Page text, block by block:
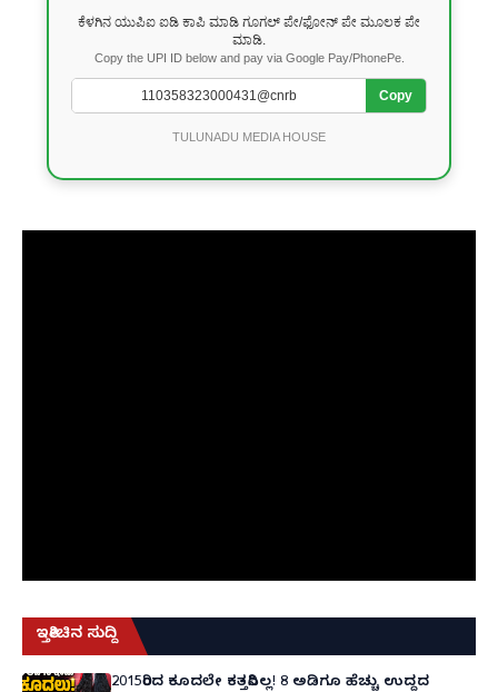
ಕೆಳಗಿನ ಯುಪಿಐ ಐಡಿ ಕಾಪಿ ಮಾಡಿ ಗೂಗಲ್ ಪೇ/ಫೋನ್ ಪೇ ಮೂಲಕ ಪೇ
ಮಾಡಿ.
Copy the UPI ID below and pay via Google Pay/PhonePe.
Copy
TULUNADU MEDIA HOUSE
ಇತ್ತೀಚಿನ ಸುದ್ದಿ
2015ರಿಂದ ಕೂದಲೇ ಕತ್ತರಿಸಿಲ್ಲ! 8 ಅಡಿಗೂ ಹೆಚ್ಚು ಉದ್ದದ